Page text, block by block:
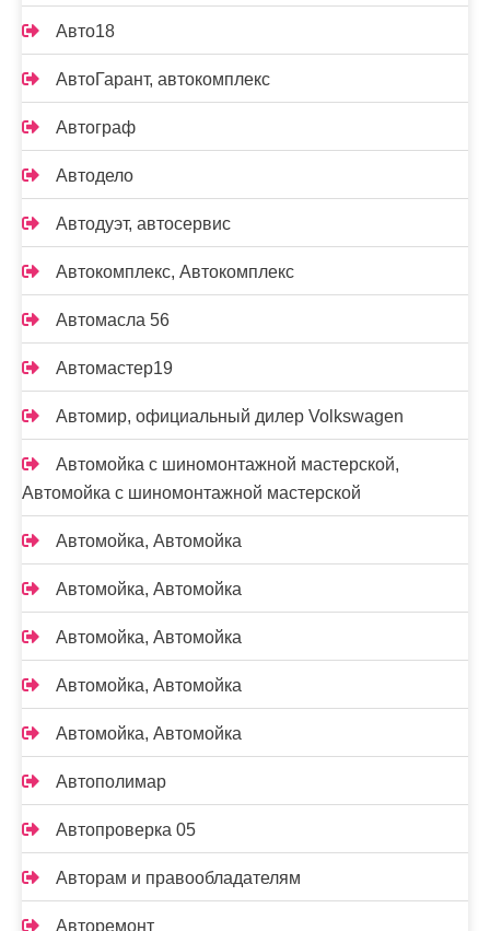
Авто18
АвтоГарант, автокомплекс
Автограф
Автодело
Автодуэт, автосервис
Автокомплекс, Автокомплекс
Автомасла 56
Автомастер19
Автомир, официальный дилер Volkswagen
Автомойка с шиномонтажной мастерской,
Автомойка с шиномонтажной мастерской
Автомойка, Автомойка
Автомойка, Автомойка
Автомойка, Автомойка
Автомойка, Автомойка
Автомойка, Автомойка
Автополимар
Автопроверка 05
Авторам и правообладателям
Авторемонт